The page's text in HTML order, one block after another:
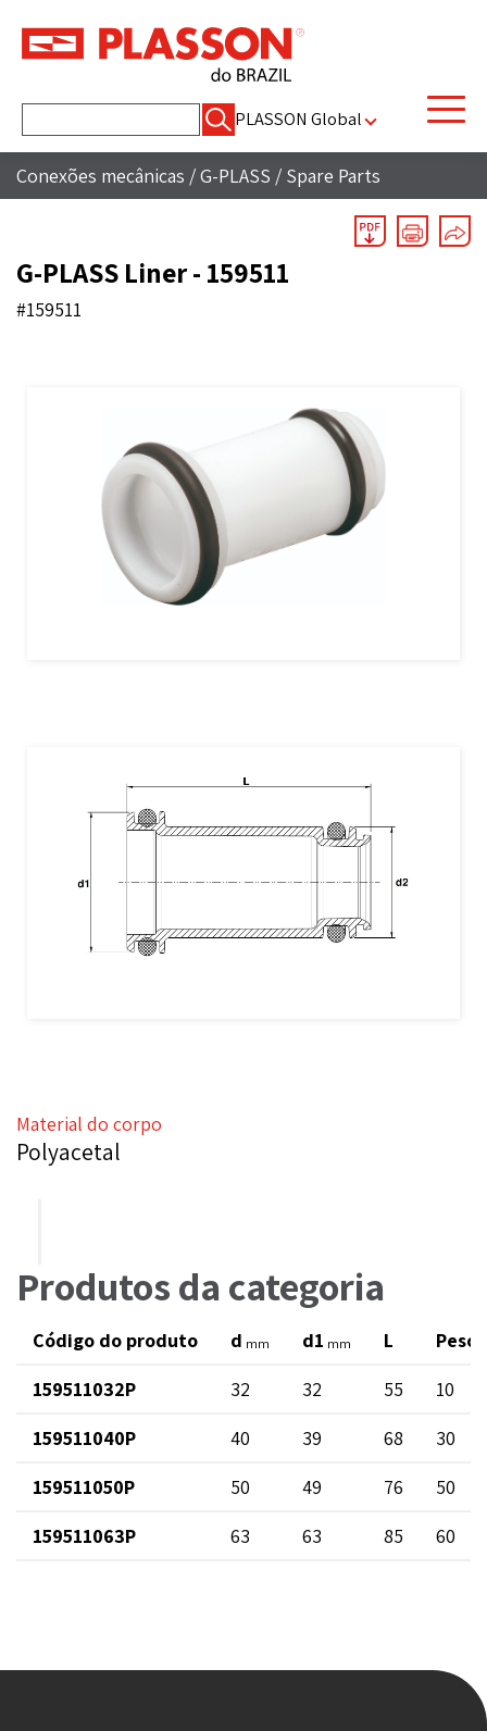
por:
PLASSON Global
Conexões mecânicas /G-PLASS / Spare Parts
G-PLASS Liner - 159511
#159511
Material do corpo
Polyacetal
Produtos da categoria
Código do produto d mm d1 mm L Peso
159511032P 32 32 55
10
159511040P
40 39 68
30
159511050P
50 49 76
50
159511063P
63 63 85 60